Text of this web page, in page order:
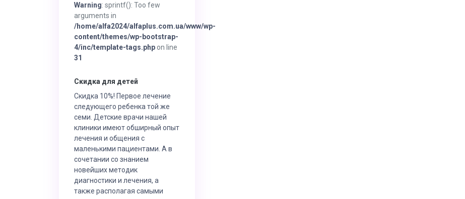
Warning: sprintf(): Too few
arguments in
/home/alfa2024/alfaplus.com.ua/www/wp-
content/themes/wp-bootstrap-
4/inc/template-tags.php on line
31
Скидка для детей
Скидка 10%! Первое лечение
следующего ребенка той же
семи. Детские врачи нашей
клиники имеют обширный опыт
лечения и общения с
маленькими пациентами. А в
сочетании со знанием
новейших методик
диагностики и лечения, а
также располагая самыми